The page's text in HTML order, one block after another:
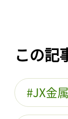
この記
JX金属